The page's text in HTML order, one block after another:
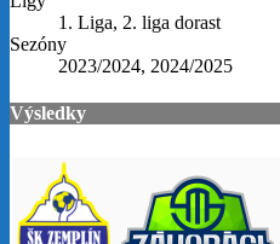
1. Liga, 2. liga dorast
Sezóny
2023/2024, 2024/2025
Výsledky